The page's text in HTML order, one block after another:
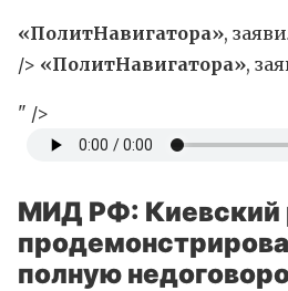
«ПолитНавигатора»,
/> «ПолитНавигатора»,
" />
МИД РФ:
полную